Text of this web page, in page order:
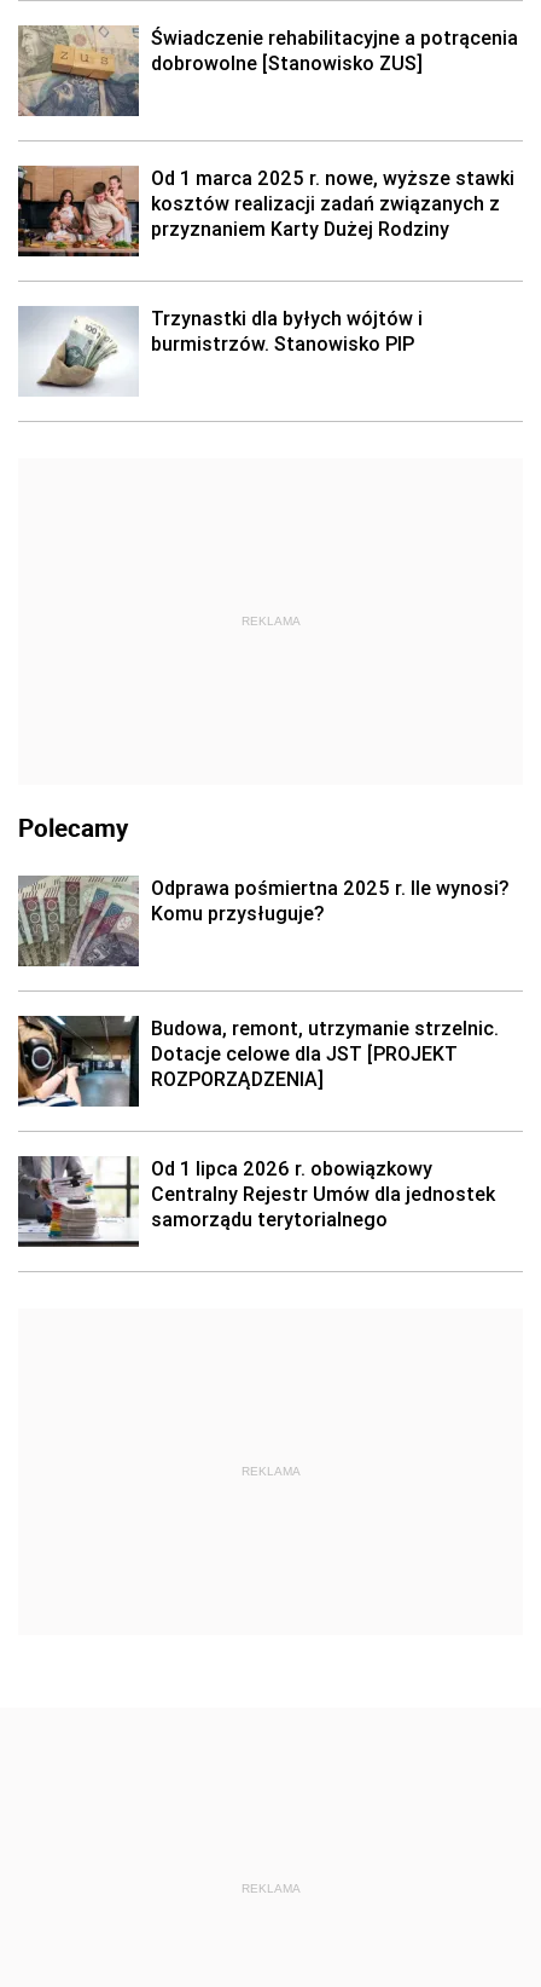
Świadczenie rehabilitacyjne a potrącenia
dobrowolne [Stanowisko ZUS]
Od 1 marca 2025 r. nowe, wyższe stawki
kosztów realizacji zadań związanych z
przyznaniem Karty Dużej Rodziny
Trzynastki dla byłych wójtów i
burmistrzów. Stanowisko PIP
REKLAMA
Polecamy
Odprawa pośmiertna 2025 r. Ile wynosi?
Komu przysługuje?
Budowa, remont, utrzymanie strzelnic.
Dotacje celowe dla JST [PROJEKT
ROZPORZĄDZENIA]
Od 1 lipca 2026 r. obowiązkowy
Centralny Rejestr Umów dla jednostek
samorządu terytorialnego
REKLAMA
REKLAMA